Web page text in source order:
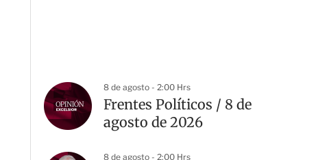
8 de agosto - 2:00 Hrs
Frentes Políticos / 8 de
agosto de 2026
8 de agosto - 2:00 Hrs